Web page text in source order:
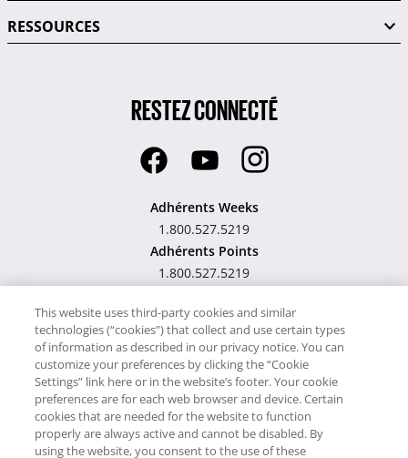
RESSOURCES
RESTEZ CONNECTÉ
Adhérents Weeks
1.800.527.5219
Adhérents Points
1.800.527.5219
Hawaii TAT Broker ID
#TA-023-193-6000-01
Notre site utilise des cookies pour son fonctionnement et pour vous
offrir un service encore meilleur. En utilisant notre site Web, vous
This website uses third-party cookies and similar
technologies (“cookies”) that collect and use certain types
of information as described in our privacy notice. You can
customize your preferences by clicking the “Cookie
Settings” link here or in the website’s footer. Your cookie
preferences are for each web browser and device. Certain
cookies that are needed for the website to function
properly are always active and cannot be disabled. By
using the website, you consent to the use of these